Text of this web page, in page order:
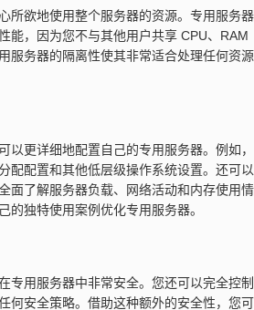
所欲地使用整个服务器的资源。专用服务器
能，因为您不与其他用户共享 CPU、RAM
服务器的隔离性使其非常适合处理任何资源
以更详细地配置自己的专用服务器。例如，
配配置和其他低层级操作系统设置。还可以
面了解服务器负载、网络活动和内存使用情
的独特使用案例优化专用服务器。
专用服务器中非常安全。您还可以完全控制
何安全策略。借助这种额外的安全性，您可